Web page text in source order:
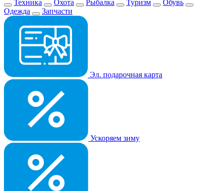
Техника
Охота Рыбалка Туризм
Обувь
Одежда
Запчасти
Эл. подарочная карта
Ускоряем зиму